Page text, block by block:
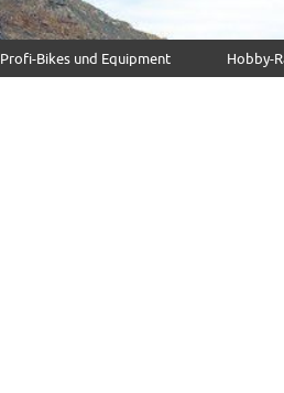
Profi-Bikes und Equipment Hobby-